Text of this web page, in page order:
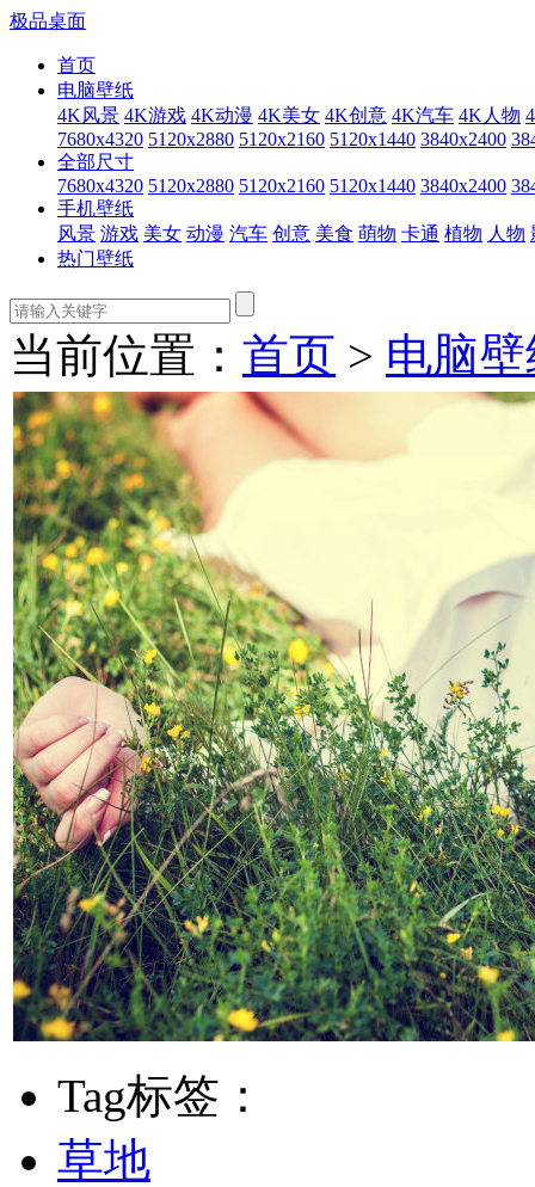
极品桌面
首页
电脑壁纸
4K风景 4K游戏 4K动漫 4K美女 4K创意 4K汽车 4K人物
7680x4320 5120x2880 5120x2160 5120x1440 3840x2400
全部尺寸
7680x4320 5120x2880 5120x2160 5120x1440 3840x2400
手机壁纸
风景 游戏 美女 动漫 汽车 创意 美食 萌物 卡通 植物 人物
热门壁纸
当前位置： 首页 > 电脑
Tag标签：
草地